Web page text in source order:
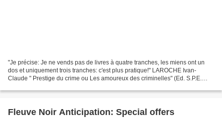
"Je précise: Je ne vends pas de livres à quatre tranches, les miens ont un
dos et uniquement trois tranches: c'est plus pratique!" LAROCHE Ivan-
Claude " Prestige du crime ou Les amoureux des criminelles" (Ed. S.P.E.
Fleuve Noir Anticipation: Special offers